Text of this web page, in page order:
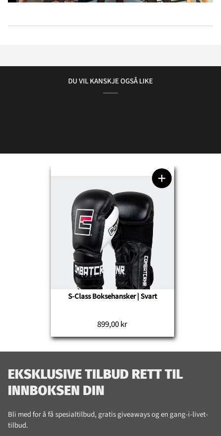
DU VIL KANSKJE OGSÅ LIKE
S-Class Boksehansker | Svart
899,00 kr
EKSKLUSIVE TILBUD RETT TIL
INNBOKSEN DIN
Bli med for å få spesialtilbud, gratis giveaways og en gang-i-livet-
tilbud.